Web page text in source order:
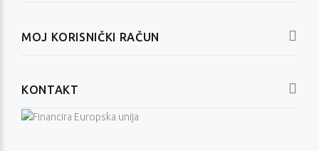
MOJ KORISNIČKI RAČUN
KONTAKT